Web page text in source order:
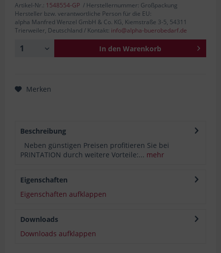
Artikel-Nr.: 1548554-GP / Herstellernummer: Großpackung
Hersteller bzw. verantwortliche Person für die EU:
alpha Manfred Wenzel GmbH & Co. KG, Kiemstraße 3-5, 54311
Trierweiler, Deutschland / Kontakt: info@alpha-buerobedarf.de
In den Warenkorb
Merken
Beschreibung
Neben günstigen Preisen profitieren Sie bei
PRINTATION durch weitere Vorteile:... mehr
Eigenschaften
Eigenschaften aufklappen
Downloads
Downloads aufklappen